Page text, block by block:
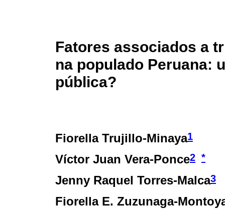
Fatores associados a
na populado Peruana:
pública?
Fiorella Trujillo-Minaya1
Víctor Juan Vera-Ponce2 *
Jenny Raquel Torres-Malca3
Fiorella E. Zuzunaga-